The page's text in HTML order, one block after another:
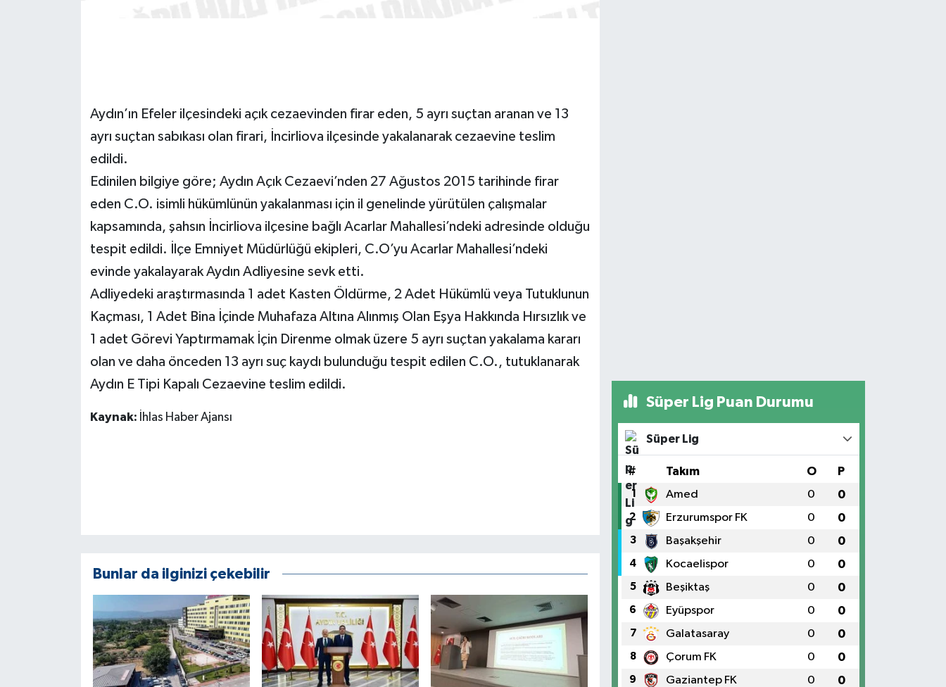
Aydın’ın Efeler ilçesindeki açık cezaevinden firar eden, 5 ayrı suçtan aranan ve 13
ayrı suçtan sabıkası olan firari, İncirliova ilçesinde yakalanarak cezaevine teslim
edildi.
Edinilen bilgiye göre; Aydın Açık Cezaevi’nden 27 Ağustos 2015 tarihinde firar
eden C.O. isimli hükümlünün yakalanması için il genelinde yürütülen çalışmalar
kapsamında, şahsın İncirliova ilçesine bağlı Acarlar Mahallesi’ndeki adresinde olduğu
tespit edildi. İlçe Emniyet Müdürlüğü ekipleri, C.O’yu Acarlar Mahallesi’ndeki
evinde yakalayarak Aydın Adliyesine sevk etti.
Adliyedeki araştırmasında 1 adet Kasten Öldürme, 2 Adet Hükümlü veya Tutuklunun
Kaçması, 1 Adet Bina İçinde Muhafaza Altına Alınmış Olan Eşya Hakkında Hırsızlık ve
1 adet Görevi Yaptırmamak İçin Direnme olmak üzere 5 ayrı suçtan yakalama kararı
olan ve daha önceden 13 ayrı suç kaydı bulunduğu tespit edilen C.O., tutuklanarak
Aydın E Tipi Kapalı Cezaevine teslim edildi.
Kaynak: İhlas Haber Ajansı
Bunlar da ilginizi çekebilir
Süper Lig Puan Durumu
Süper Lig
# Takım O P
1 Amed 0 0
2 Erzurumspor FK 0 0
3 Başakşehir 0 0
4 Kocaelispor 0 0
5 Beşiktaş 0 0
6 Eyüpspor 0 0
7 Galatasaray 0 0
8 Çorum FK 0 0
9 Gaziantep FK 0 0
HABERDE İNSAN
İş Dünyası
Jandarma
KÜLTÜR SANAT
Otomobil
TEKNOLOJİ
ÜLKE GÜNDEMİ